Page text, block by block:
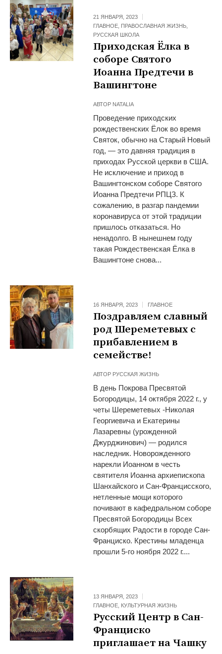
21 ЯНВАРЯ, 2023
ГЛАВНОЕ ПРАВОСЛАВНАЯ ЖИЗНЬ
РУССКАЯ ШКОЛА
Приходская Ёлка в
соборе Святого
Иоанна Предтечи в
Вашингтоне
АВТОР NATALIA
Проведение приходских
рождественских Ёлок во время
Святок, обычно на Старый Новый
год, — это давняя традиция в
приходах Русской церкви в США.
Не исключение и приход в
Вашингтонском соборе Святого
Иоанна Предтечи РПЦЗ. К
сожалению, в разгар пандемии
коронавируса от этой традиции
пришлось отказаться. Но
ненадолго. В нынешнем году
такая Рождественская Ёлка в
Вашингтоне снова...
16 ЯНВАРЯ, 2023 ГЛАВНОЕ
Поздравляем славный
род Шереметевых с
прибавлением в
семействе!
АВТОР РУССКАЯ ЖИЗНЬ
В день Покрова Пресвятой
Богородицы, 14 октября 2022 г., у
четы Шереметевых -Николая
Георгиевича и Екатерины
Лазаревны (урожденной
Джурджинович) — родился
наследник. Новорожденного
нарекли Иоанном в честь
святителя Иоанна архиепископа
Шанхайского и Сан-Францисского,
нетленные мощи которого
почивают в кафедральном соборе
Пресвятой Богородицы Всех
скорбящих Радости в городе Сан-
Франциско. Крестины младенца
прошли 5-го ноября 2022 г....
13 ЯНВАРЯ, 2023
ГЛАВНОЕ КУЛЬТУРНАЯ ЖИЗНЬ
Русский Центр в Сан-
Франциско
приглашает на Чашку